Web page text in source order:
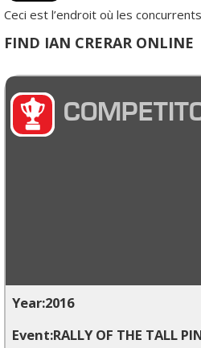
Ceci est l’endroit où les
FIND IAN CRERAR ONLINE
2016
RALLY OF THE TALL